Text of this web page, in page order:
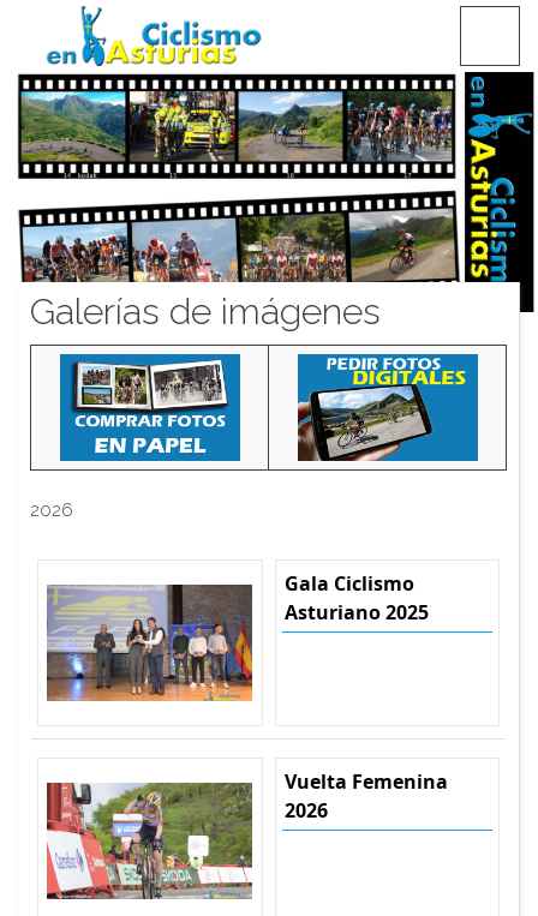
CICLISMO EN ASTURIAS
Galerías de imágenes
2026
Gala Ciclismo
Asturiano 2025
Vuelta Femenina
2026